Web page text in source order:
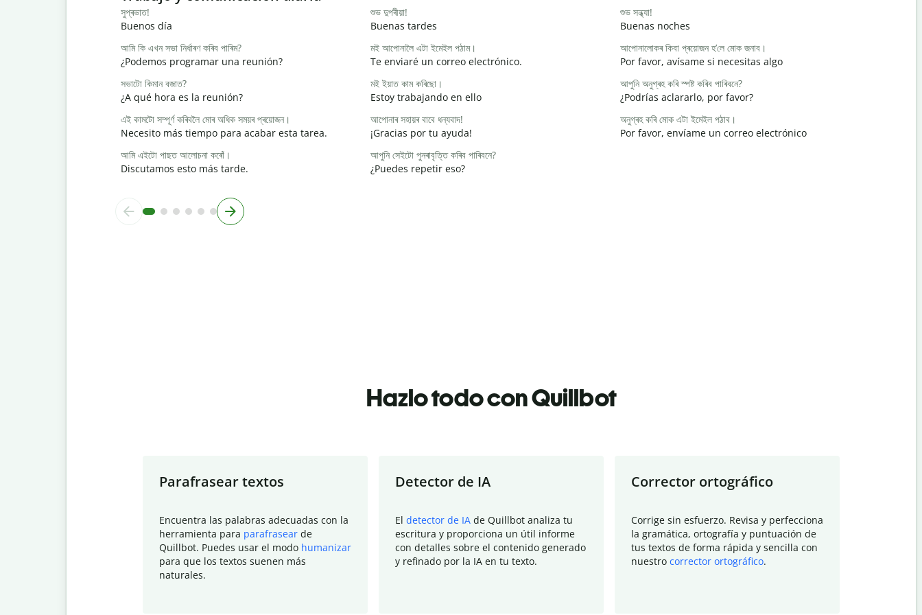
সুপ্ৰভাত!
Buenos día
শুভ দুপৰীয়া!
Buenas tardes
শুভ সন্ধ্যা!
Buenas noches
আমি কি এখন সভা নিৰ্ধাৰণ কৰিব পাৰিম?
¿Podemos programar una reunión?
মই আপোনালৈ এটা ইমেইল পঠাম।
Te enviaré un correo electrónico.
আপোনালোকৰ কিবা প্ৰয়োজন হ’লে মোক জনাব।
Por favor, avísame si necesitas algo
সভাটো কিমান বজাত?
¿A qué hora es la reunión?
মই ইয়াত কাম কৰিছো।
Estoy trabajando en ello
আপুনি অনুগ্ৰহ কৰি স্পষ্ট কৰিব পাৰিবনে?
¿Podrías aclararlo, por favor?
এই কামটো সম্পূৰ্ণ কৰিবলৈ মোৰ অধিক সময়ৰ প্ৰয়োজন।
Necesito más tiempo para acabar esta tarea.
আপোনাৰ সহায়ৰ বাবে ধন্যবাদ!
¡Gracias por tu ayuda!
অনুগ্ৰহ কৰি মোক এটা ইমেইল পঠাব।
Por favor, envíame un correo electrónico
আমি এইটো পাছত আলোচনা কৰোঁ।
Discutamos esto más tarde.
আপুনি সেইটো পুনৰাবৃত্তি কৰিব পাৰিবনে?
¿Puedes repetir eso?
Hazlo todo con Quillbot
Parafrasear textos
Encuentra las palabras adecuadas con la
herramienta para parafrasear de
Quillbot. Puedes usar el modo humanizar
para que los textos suenen más
naturales.
Detector de IA
El detector de IA de Quillbot analiza tu
escritura y proporciona un útil informe
con detalles sobre el contenido generado
y refinado por la IA en tu texto.
Corrector ortográfico
Corrige sin esfuerzo. Revisa y perfecciona
la gramática, ortografía y puntuación de
tus textos de forma rápida y sencilla con
nuestro corrector ortográfico.